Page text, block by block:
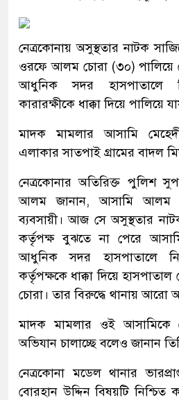
নেত্রকোনায় অসুস্থতার নাটক
ওরফে আলম চোরা (৩০) পালিয়ে
আধুনিক সদর হাসপাতালে
কারারক্ষীকে ধাক্কা দিয়ে পালিয়ে
মাদক মামলার আসামি
এলাকার সাতপাই গ্রামের বাদল
নেত্রকোনার অতিরিক্ত
আলম জানান, আসামি আলম
ব্যবসায়ী। আজ সে অসুস্থতার
কর্তৃপক্ষ বুঝতে না পেরে
আধুনিক সদর হাসপাতালে
কর্তৃপক্ষকে ধাক্কা দিয়ে
চোরা। তার বিরুদ্ধে থানায় আরো
মাদক মামলার ওই আসামিকে
অভিযান চালাচ্ছে বলেও জানান
নেত্রকোনা মডেল থানার
বোরহান উদ্দিন বিষয়টি